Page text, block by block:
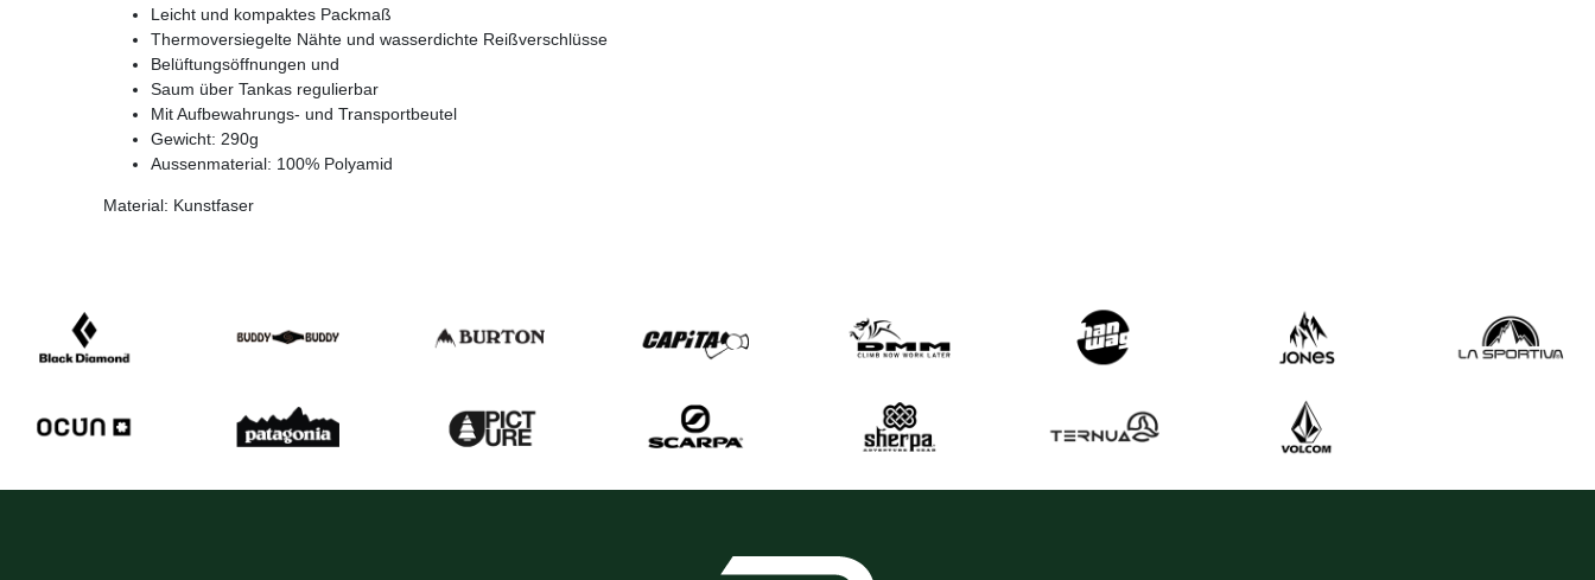
Leicht und kompaktes Packmaß
Thermoversiegelte Nähte und wasserdichte Reißverschlüsse
Belüftungsöffnungen und
Saum über Tankas regulierbar
Mit Aufbewahrungs- und Transportbeutel
Gewicht: 290g
Aussenmaterial: 100% Polyamid
Material: Kunstfaser